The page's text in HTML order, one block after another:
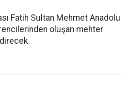
Fatih Sultan Mehmet Anadolu
oluşan mehter